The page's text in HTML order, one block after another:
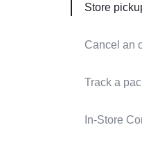
Store
Cancel an
Track a
In-Store